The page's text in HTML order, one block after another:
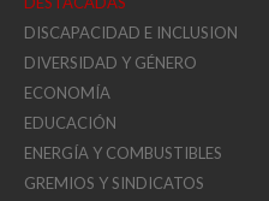
DISCAPACIDAD E INCLUSION
DIVERSIDAD Y GÉNERO
ECONOMÍA
EDUCACIÓN
ENERGÍA Y COMBUSTIBLES
GREMIOS Y SINDICATOS